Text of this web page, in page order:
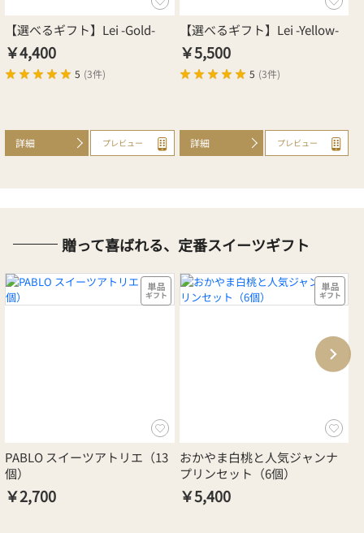
【選べるギフト】Lei -Gold-
￥4,400
5 (3件)
詳細 プレビュー
【選べるギフト】Lei -Yellow-
￥5,500
5 (3件)
詳細 プレビュー
贈って喜ばれる、定番スイーツギフト
PABLO スイーツアトリエ（13
個）
￥2,700
おかやま白桃と人気ジャンナ
プリンセット（6個）
￥5,400